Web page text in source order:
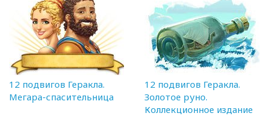
12 подвигов Геракла.
Мегара-спасительница
12 подвигов Геракла.
Золотое руно.
Коллекционное издание